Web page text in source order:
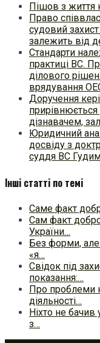
Пішов з життя
Право
судовий
залежить від
Стандарти
практиці ВC.
ділового
врядування
Доручення
дізнавачем,
Юридичний
досвіду з
суддя ВС
Інші статті по темі
Саме факт
Сам факт
України…
Без форми,
«я…
Свідок під
показання:…
Про проблеми
діяльності…
Ніхто не
з…